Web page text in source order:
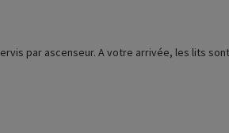
place (date d'ouverture, âge pour les club,